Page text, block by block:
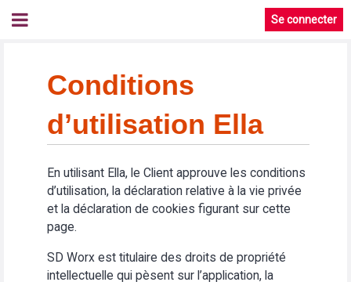
Se connecter
Conditions
d’utilisation Ella
En utilisant Ella, le Client approuve les conditions
d’utilisation, la déclaration relative à la vie privée
et la déclaration de cookies figurant sur cette
page.
SD Worx est titulaire des droits de propriété
intellectuelle qui pèsent sur l’application, la